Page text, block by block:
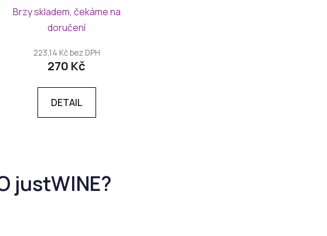
Brzy skladem, čekáme na
doručení
223,14 Kč bez DPH
270 Kč
DETAIL